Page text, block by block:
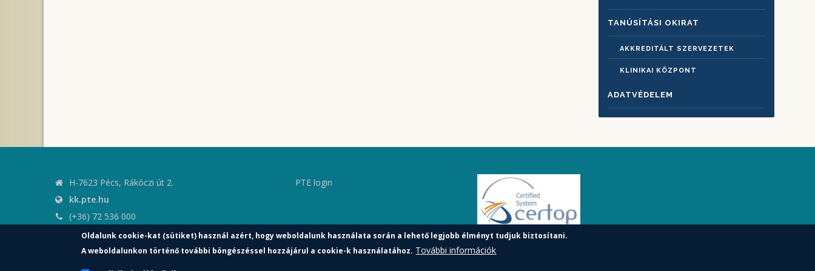
TANÚSÍTÁSI OKIRAT
AKKREDITÁLT SZERVEZETEK
KLINIKAI KÖZPONT
ADATVÉDELEM
H-7623 Pécs, Rákóczi út 2.
kk.pte.hu
(+36) 72 536 000
kk.elnoki.hivatal@pte.hu
pte.hu
PTE login
Oldalunk cookie-kat (sütiket) használ azért, hogy weboldalunk használata során a lehető legjobb élményt tudjuk biztosítani.
A weboldalunkon történő további böngészéssel hozzájárul a cookie-k használatához. További információk